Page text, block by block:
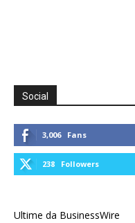
Social
3,006 Fans
238 Followers
Ultime da BusinessWire